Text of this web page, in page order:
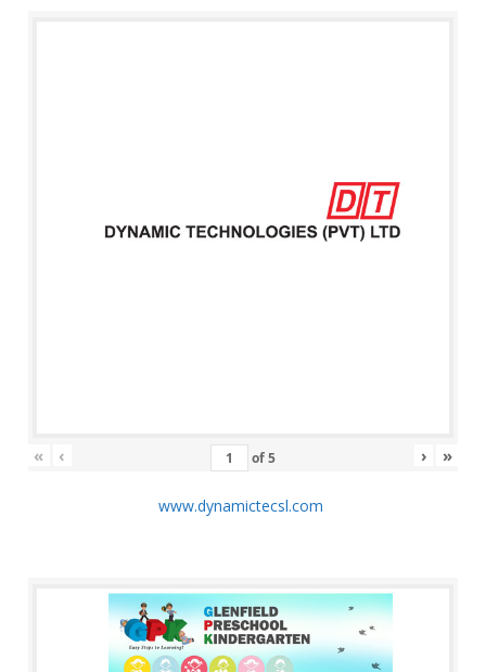
« ‹ of5 › »
www.dynamictecsl.com